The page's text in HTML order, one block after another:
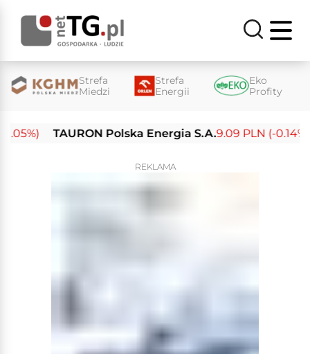
Strefa
Miedzi
Strefa
Energii
Eko
Profity
TAURON Polska Energia S.A.9.09 PLN (-0.14%)
REKLAMA